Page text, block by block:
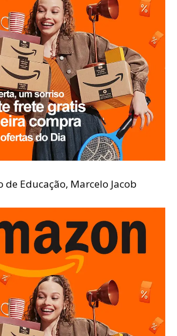
de Educação, Marcelo Jacob